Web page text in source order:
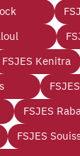
FSJES Kenitra
FSJES
FSJES